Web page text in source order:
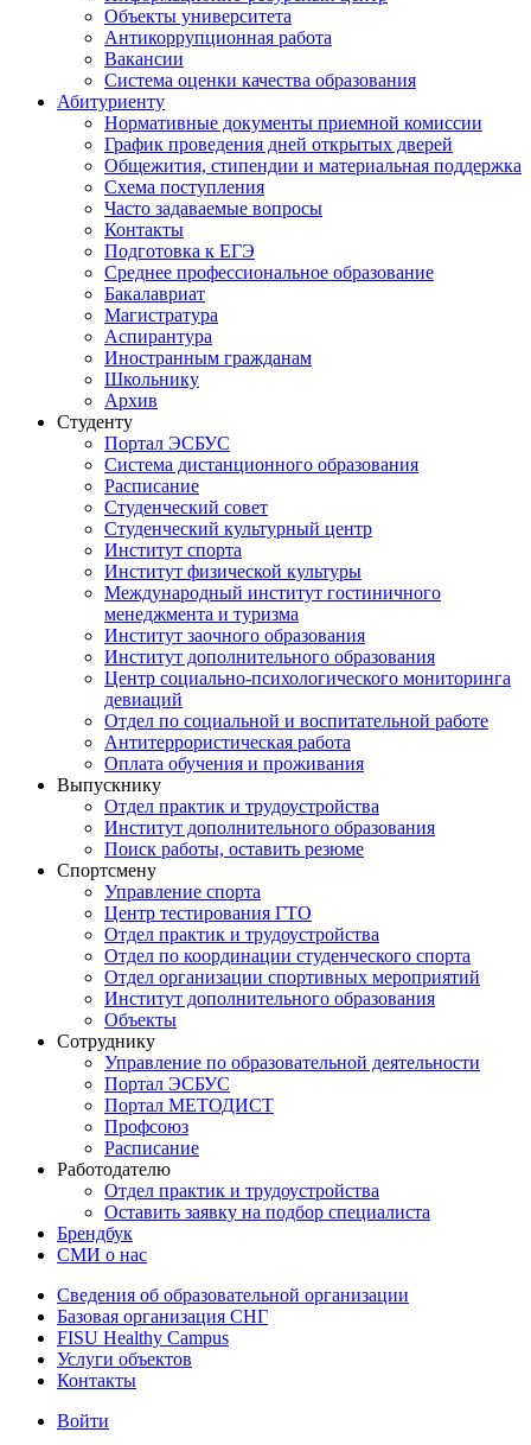
Объекты университета
Антикоррупционная работа
Вакансии
Система оценки качества образования
Абитуриенту
Нормативные документы приемной комиссии
График проведения дней открытых дверей
Общежития, стипендии и материальная поддержка
Схема поступления
Часто задаваемые вопросы
Контакты
Подготовка к ЕГЭ
Среднее профессиональное образование
Бакалавриат
Магистратура
Аспирантура
Иностранным гражданам
Школьнику
Архив
Студенту
Портал ЭСБУС
Система дистанционного образования
Расписание
Студенческий совет
Студенческий культурный центр
Институт спорта
Институт физической культуры
Международный институт гостиничного
менеджмента и туризма
Институт заочного образования
Институт дополнительного образования
Центр социально-психологического мониторинга
девиаций
Отдел по социальной и воспитательной работе
Антитеррористическая работа
Оплата обучения и проживания
Выпускнику
Отдел практик и трудоустройства
Институт дополнительного образования
Поиск работы, оставить резюме
Спортсмену
Управление спорта
Центр тестирования ГТО
Отдел практик и трудоустройства
Отдел по координации студенческого спорта
Отдел организации спортивных мероприятий
Институт дополнительного образования
Объекты
Сотруднику
Управление по образовательной деятельности
Портал ЭСБУС
Портал МЕТОДИСТ
Профсоюз
Расписание
Работодателю
Отдел практик и трудоустройства
Оставить заявку на подбор специалиста
Брендбук
СМИ о нас
Сведения об образовательной организации
Базовая организация СНГ
FISU Healthy Campus
Услуги объектов
Контакты
Войти